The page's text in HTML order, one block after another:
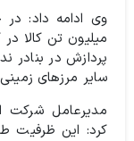
میلیون تن کالا در
پردازش در بنادر
سایر مرزهای
مدیرعامل شرکت